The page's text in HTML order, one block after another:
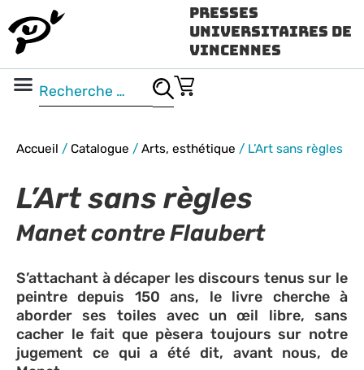
Presses
Universitaires de
Vincennes
Accueil / Catalogue / Arts, esthétique / L’Art sans règles
L’Art sans règles
Manet contre Flaubert
S’attachant à décaper les discours tenus sur le
peintre depuis 150 ans, le livre cherche à
aborder ses toiles avec un œil libre, sans
cacher le fait que pèsera toujours sur notre
jugement ce qui a été dit, avant nous, de